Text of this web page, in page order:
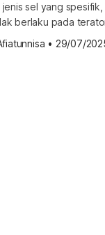
sel yang
berlaku pada
tubuh sekaligus.
berkembang
• 29/07/